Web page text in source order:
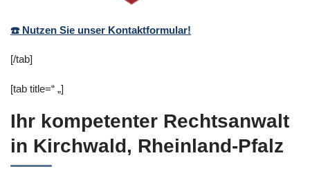
☎️ Nutzen Sie unser Kontaktformular!
[/tab]
[tab title=“ „]
Ihr kompetenter Rechtsanwalt
in Kirchwald, Rheinland-Pfalz